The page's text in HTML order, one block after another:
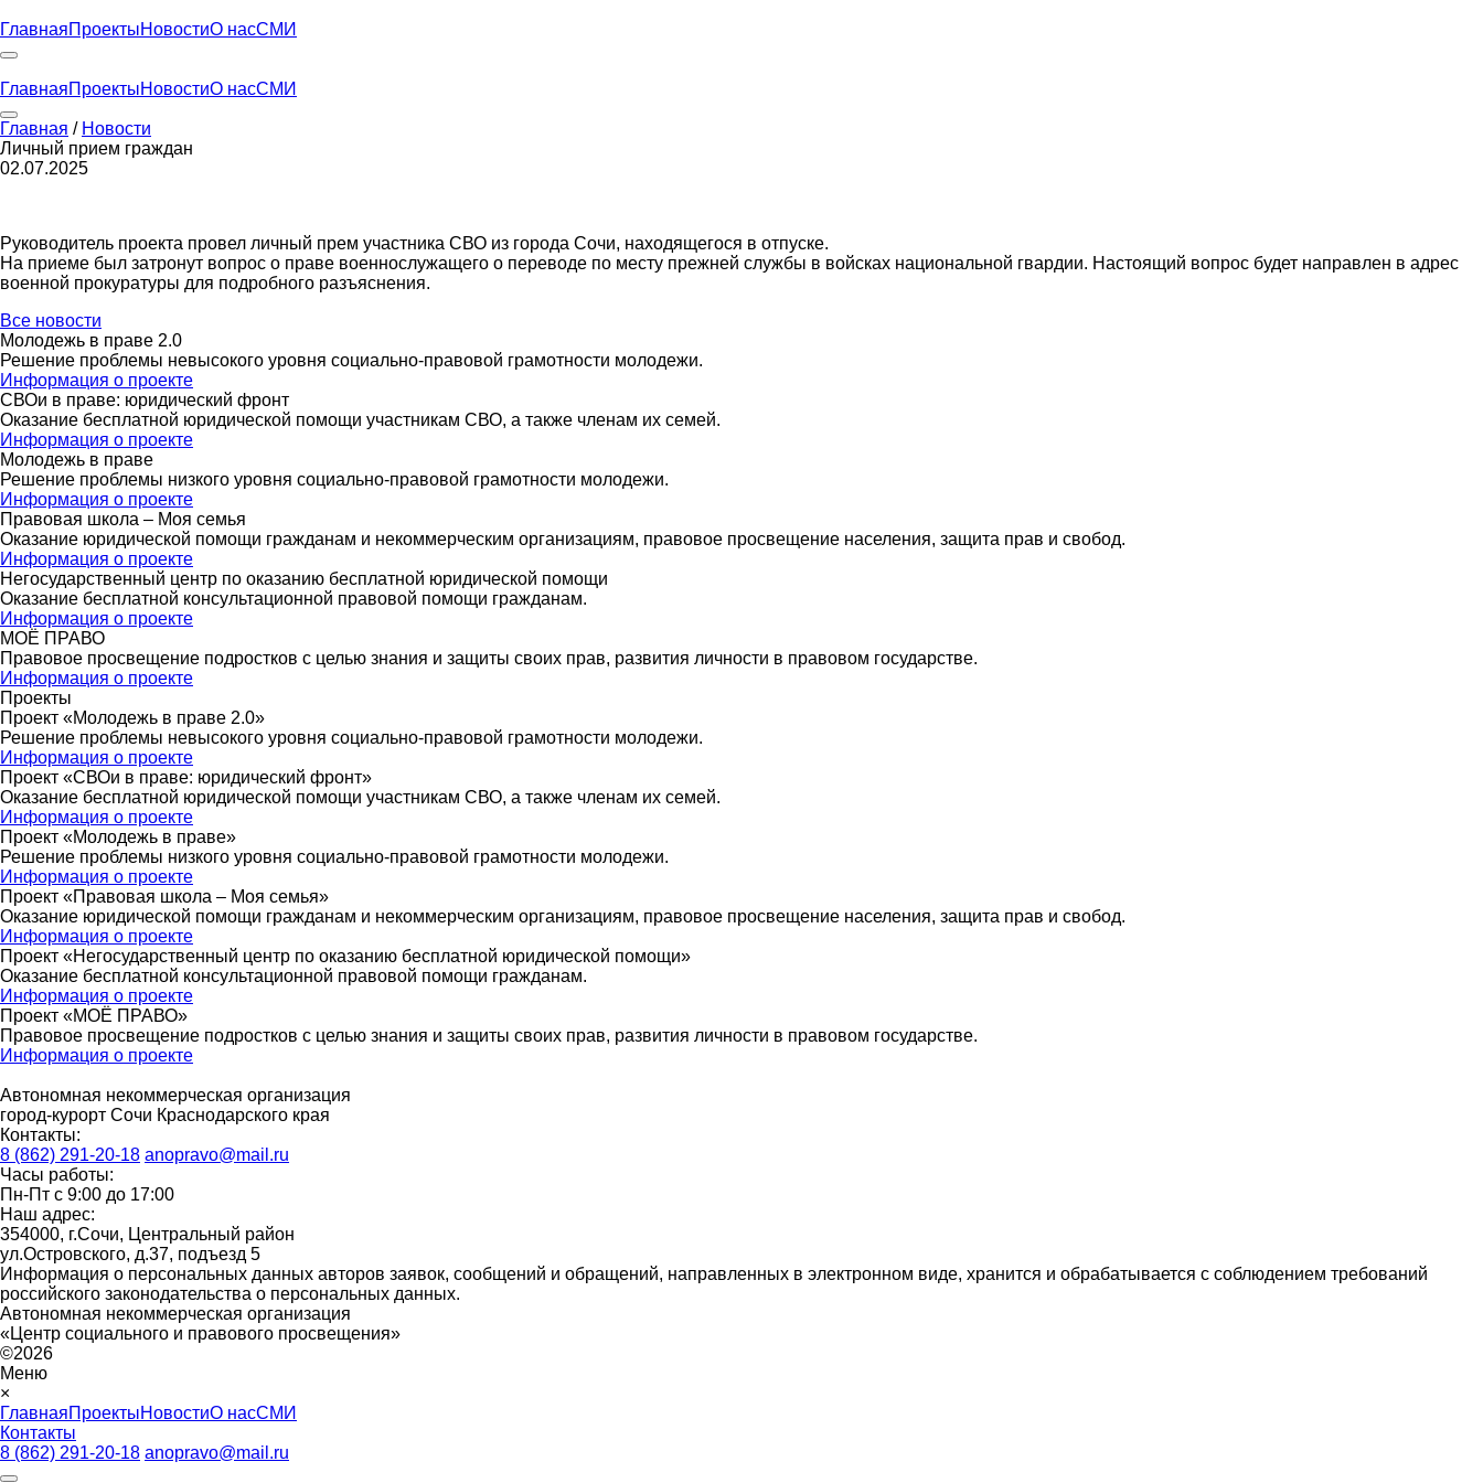
ГлавнаяПроектыНовостиО насСМИ
ГлавнаяПроектыНовостиО насСМИ
Главная / Новости
Личный прием граждан
02.07.2025
Руководитель проекта провел личный прем участника СВО из города Сочи, находящегося в отпуске.
На приеме был затронут вопрос о праве военнослужащего о переводе по месту прежней службы в войсках национальной гвардии. Настоящий вопрос будет направлен в адрес
военной прокуратуры для подробного разъяснения.
Все новости
Молодежь в праве 2.0
Решение проблемы невысокого уровня социально-правовой грамотности молодежи.
Информация о проекте
СВОи в праве: юридический фронт
Оказание бесплатной юридической помощи участникам СВО, а также членам их семей.
Информация о проекте
Молодежь в праве
Решение проблемы низкого уровня социально-правовой грамотности молодежи.
Информация о проекте
Правовая школа – Моя семья
Оказание юридической помощи гражданам и некоммерческим организациям, правовое просвещение населения, защита прав и свобод.
Информация о проекте
Негосударственный центр по оказанию бесплатной юридической помощи
Оказание бесплатной консультационной правовой помощи гражданам.
Информация о проекте
МОЁ ПРАВО
Правовое просвещение подростков с целью знания и защиты своих прав, развития личности в правовом государстве.
Информация о проекте
Проекты
Проект «Молодежь в праве 2.0»
Решение проблемы невысокого уровня социально-правовой грамотности молодежи.
Информация о проекте
Проект «СВОи в праве: юридический фронт»
Оказание бесплатной юридической помощи участникам СВО, а также членам их семей.
Информация о проекте
Проект «Молодежь в праве»
Решение проблемы низкого уровня социально-правовой грамотности молодежи.
Информация о проекте
Проект «Правовая школа – Моя семья»
Оказание юридической помощи гражданам и некоммерческим организациям, правовое просвещение населения, защита прав и свобод.
Информация о проекте
Проект «Негосударственный центр по оказанию бесплатной юридической помощи»
Оказание бесплатной консультационной правовой помощи гражданам.
Информация о проекте
Проект «МОЁ ПРАВО»
Правовое просвещение подростков с целью знания и защиты своих прав, развития личности в правовом государстве.
Информация о проекте
Автономная некоммерческая организация
город-курорт Сочи Краснодарского края
Контакты:
8 (862) 291-20-18 anopravo@mail.ru
Часы работы:
Пн-Пт с 9:00 до 17:00
Наш адрес:
354000, г.Сочи, Центральный район
ул.Островского, д.37, подъезд 5
Информация о персональных данных авторов заявок, сообщений и обращений, направленных в электронном виде, хранится и обрабатывается с соблюдением требований
российского законодательства о персональных данных.
Автономная некоммерческая организация
«Центр социального и правового просвещения»
©2026
Меню
×
ГлавнаяПроектыНовостиО насСМИ
Контакты
8 (862) 291-20-18 anopravo@mail.ru